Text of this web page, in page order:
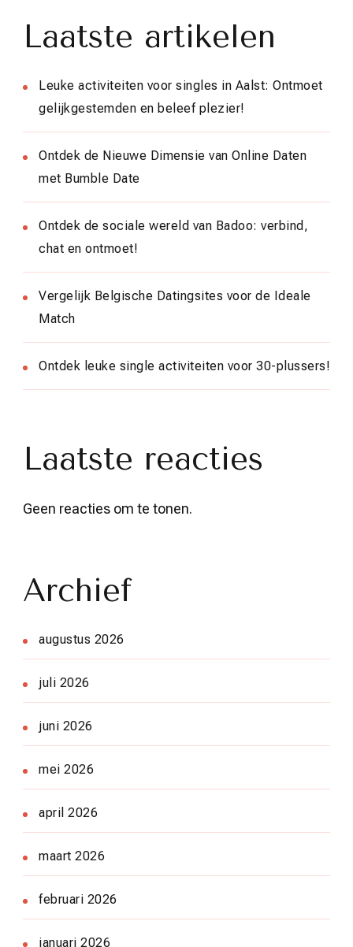
Laatste artikelen
Leuke activiteiten voor singles in Aalst: Ontmoet
gelijkgestemden en beleef plezier!
Ontdek de Nieuwe Dimensie van Online Daten
met Bumble Date
Ontdek de sociale wereld van Badoo: verbind,
chat en ontmoet!
Vergelijk Belgische Datingsites voor de Ideale
Match
Ontdek leuke single activiteiten voor 30-plussers!
Laatste reacties
Geen reacties om te tonen.
Archief
augustus 2026
juli 2026
juni 2026
mei 2026
april 2026
maart 2026
februari 2026
januari 2026